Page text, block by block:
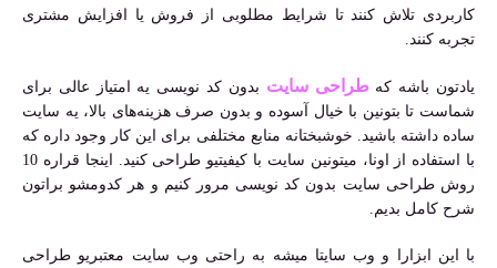
کاربردی تلاش کنند تا شرایط مطلوبی از فروش یا افزایش مشتری
تجربه کنند.
یادتون باشه کهطراحی سایت بدون کد نویسی یه امتیاز عالی برای
شماست تا بتونین با خیال آسوده و بدون صرف هزینه‌های بالا، یه سایت
ساده داشته باشید. خوشبختانه منابع مختلفی برای این کار وجود داره که
با استفاده از اونا، میتونین سایت با کیفیتیو طراحی کنید. اینجا قراره 10
روش طراحی سایت بدون کد نویسی مرور کنیم و هر کدومشو براتون
شرح کامل بدیم.
با این ابزارا و وب سایتا میشه به راحتی وب سایت معتبریو طراحی